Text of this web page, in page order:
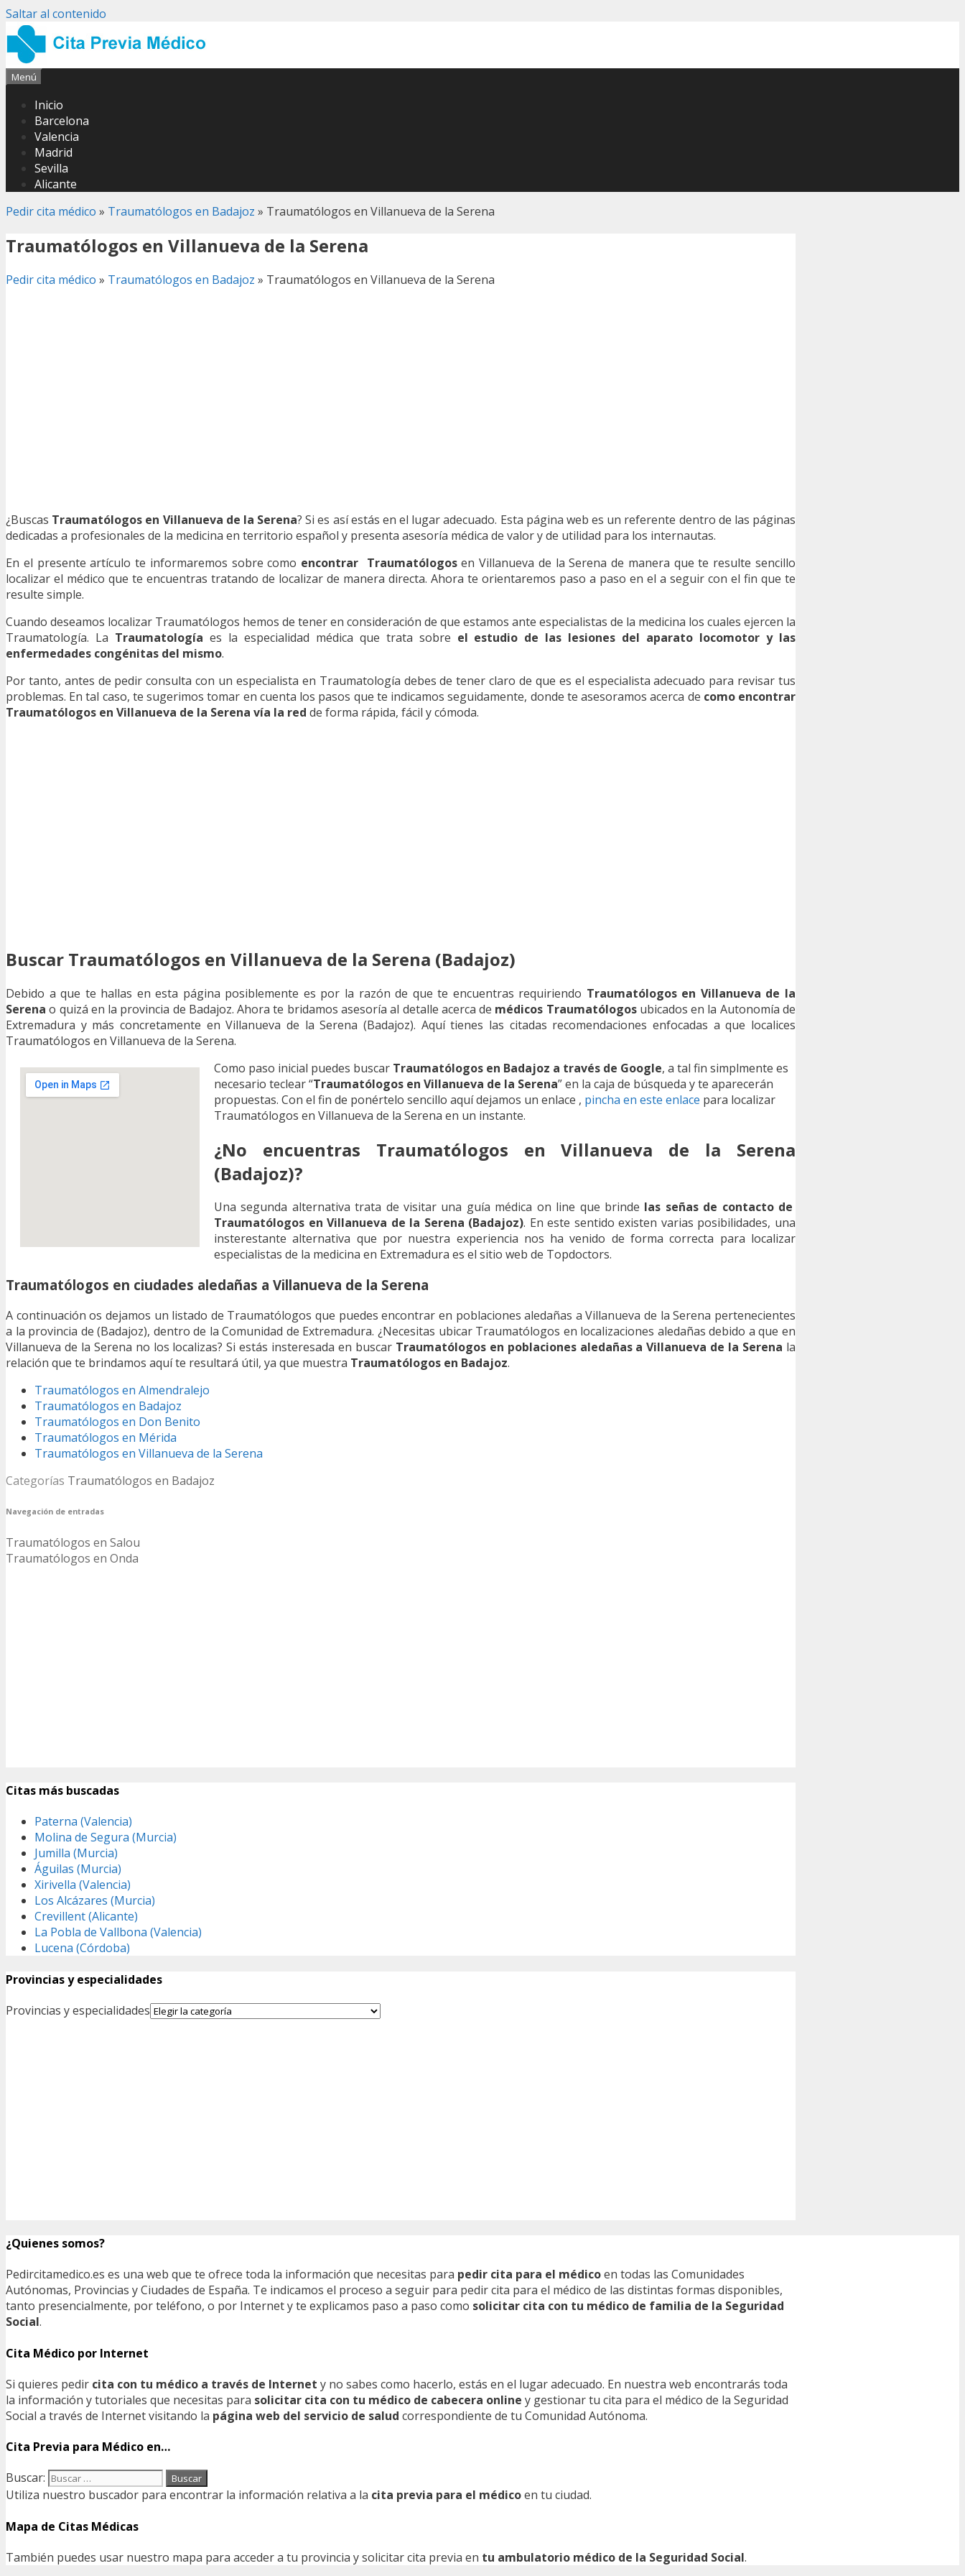
Saltar al contenido
Menú
Inicio
Barcelona
Valencia
Madrid
Sevilla
Alicante
Pedir cita médico » Traumatólogos en Badajoz » Traumatólogos en Villanueva de la Serena
Traumatólogos en Villanueva de la Serena
Pedir cita médico » Traumatólogos en Badajoz » Traumatólogos en Villanueva de la Serena
¿Buscas Traumatólogos en Villanueva de la Serena? Si es así estás en el lugar adecuado. Esta página web es un referente dentro de las páginas
dedicadas a profesionales de la medicina en territorio español y presenta asesoría médica de valor y de utilidad para los internautas.
En el presente artículo te informaremos sobre como encontrar Traumatólogosen Villanueva de la Serena de manera que te resulte sencillo
localizar el médico que te encuentras tratando de localizar de manera directa. Ahora te orientaremos paso a paso en el a seguir con el fin que te
resulte simple.
Cuando deseamos localizar Traumatólogos hemos de tener en consideración de que estamos ante especialistas de la medicina los cuales ejercen la
Traumatología. La Traumatología es la especialidad médica que trata sobre el estudio de las lesiones del aparato locomotor y las
enfermedades congénitas del mismo.
Por tanto, antes de pedir consulta con un especialista en Traumatología debes de tener claro de que es el especialista adecuado para revisar tus
problemas. En tal caso, te sugerimos tomar en cuenta los pasos que te indicamos seguidamente, donde te asesoramos acerca de como encontrar
Traumatólogos en Villanueva de la Serena vía la red de forma rápida, fácil y cómoda.
Buscar Traumatólogos en Villanueva de la Serena (Badajoz)
Debido a que te hallas en esta página posiblemente es por la razón de que te encuentras requiriendo Traumatólogos en Villanueva de la
Serena o quizá en la provincia de Badajoz. Ahora te bridamos asesoría al detalle acerca de médicos Traumatólogosubicados en la Autonomía de
Extremadura y más concretamente en Villanueva de la Serena (Badajoz). Aquí tienes las citadas recomendaciones enfocadas a que localices
Traumatólogos en Villanueva de la Serena.
Como paso inicial puedes buscar Traumatólogos en Badajoz a través de Google, a tal fin simplmente es
necesario teclear “Traumatólogos en Villanueva de la Serena” en la caja de búsqueda y te aparecerán
propuestas. Con el fin de ponértelo sencillo aquí dejamos un enlace , pincha en este enlace para localizar
Traumatólogos en Villanueva de la Serena en un instante.
¿No encuentras Traumatólogos en Villanueva de la Serena
(Badajoz)?
Una segunda alternativa trata de visitar una guía médica on line que brinde las señas de contacto de
Traumatólogos en Villanueva de la Serena (Badajoz). En este sentido existen varias posibilidades, una
insterestante alternativa que por nuestra experiencia nos ha venido de forma correcta para localizar
especialistas de la medicina en Extremadura es el sitio web de Topdoctors.
Traumatólogos en ciudades aledañas a Villanueva de la Serena
A continuación os dejamos un listado de Traumatólogos que puedes encontrar en poblaciones aledañas a Villanueva de la Serena pertenecientes
a la provincia de (Badajoz), dentro de la Comunidad de Extremadura. ¿Necesitas ubicar Traumatólogos en localizaciones aledañas debido a que en
Villanueva de la Serena no los localizas? Si estás insteresada en buscar Traumatólogos en poblaciones aledañas a Villanueva de la Serena la
relación que te brindamos aquí te resultará útil, ya que muestra Traumatólogos en Badajoz.
Traumatólogos en Almendralejo
Traumatólogos en Badajoz
Traumatólogos en Don Benito
Traumatólogos en Mérida
Traumatólogos en Villanueva de la Serena
Categorías Traumatólogos en Badajoz
Navegación de entradas
Traumatólogos en Salou
Traumatólogos en Onda
Citas más buscadas
Paterna (Valencia)
Molina de Segura (Murcia)
Jumilla (Murcia)
Águilas (Murcia)
Xirivella (Valencia)
Los Alcázares (Murcia)
Crevillent (Alicante)
La Pobla de Vallbona (Valencia)
Lucena (Córdoba)
Provincias y especialidades
Provincias y especialidades
¿Quienes somos?
Pedircitamedico.es es una web que te ofrece toda la información que necesitas para pedir cita para el médicoen todas las Comunidades
Autónomas, Provincias y Ciudades de España. Te indicamos el proceso a seguir para pedir cita para el médico de las distintas formas disponibles,
tanto presencialmente, por teléfono, o por Internet y te explicamos paso a paso como solicitar cita con tu médico de familia de la Seguridad
Social.
Cita Médico por Internet
Si quieres pedir cita con tu médico a través de Internet y no sabes como hacerlo, estás en el lugar adecuado. En nuestra web encontrarás toda
la información y tutoriales que necesitas para solicitar cita con tu médico de cabecera online y gestionar tu cita para el médico de la Seguridad
Social a través de Internet visitando la página web del servicio de salud correspondiente de tu Comunidad Autónoma.
Cita Previa para Médico en…
Buscar:
Utiliza nuestro buscador para encontrar la información relativa a la cita previa para el médicoen tu ciudad.
Mapa de Citas Médicas
También puedes usar nuestro mapa para acceder a tu provincia y solicitar cita previa en tu ambulatorio médico de la Seguridad Social.